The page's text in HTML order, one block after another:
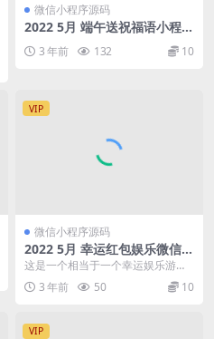
微信小程序源码
2022 5月 端午送祝福语小程序
3 年前 132 10
VIP
微信小程序源码
2022 5月 幸运红包娱乐微信小
程序源码
这是一个相当于一个幸运娱乐游戏
微信小程序源码 内有多个玩法,比如
超级王牌,福袋王...
3 年前 50 10
VIP